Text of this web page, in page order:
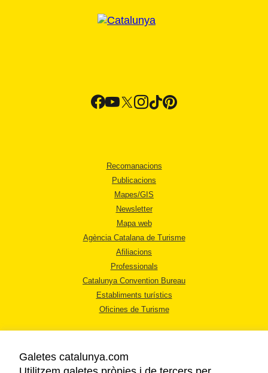
Recomanacions
Publicacions
Mapes/GIS
Newsletter
Mapa web
Agència Catalana de Turisme
Afiliacions
Professionals
Catalunya Convention Bureau
Establiments turístics
Oficines de Turisme
Galetes catalunya.com